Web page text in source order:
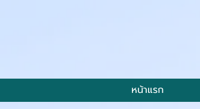
หน้าแรก